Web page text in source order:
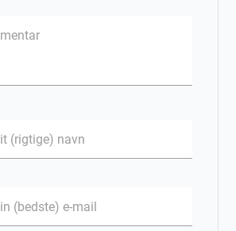
(rigtige) navn
(bedste) e-mail